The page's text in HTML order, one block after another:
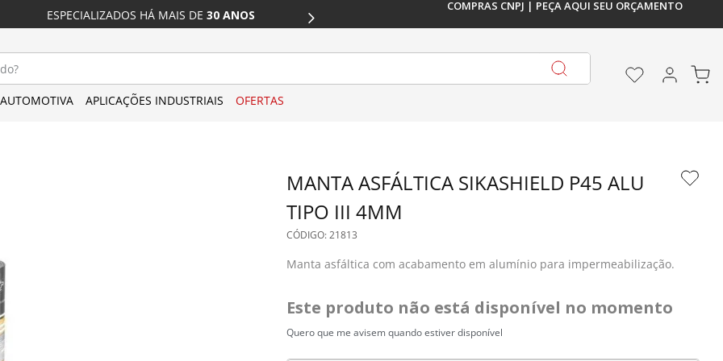
ESPECIALIZADOS HÁ MAIS DE 30 ANOS
À VISTA, PIX OU EM 1X NO
CARTÃO
PAGUE EM
COMPRAS CNPJ | PEÇA AQUI SEU ORÇAMENTO
AUTOMOTIVA APLICAÇÕES INDUSTRIAIS OFERTAS
MANTA ASFÁLTICA SIKASHIELD P45 ALU
TIPO III 4MM
: 21813
Manta asfáltica com acabamento em alumínio para impermeabilização.
Este produto não está disponível no momento
Quero que me avisem quando estiver disponível